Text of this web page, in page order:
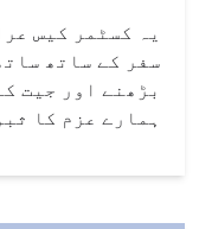
یہ کسٹمر کیس
سفر کے ساتھ
بڑھنے اور جیت
ہمارے عزم کا